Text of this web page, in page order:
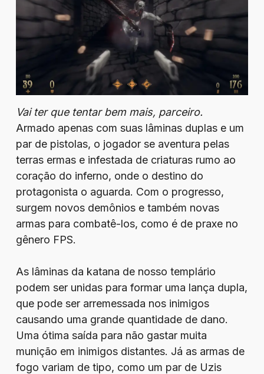
Vai ter que tentar bem mais, parceiro.
Armado apenas com suas lâminas duplas e um
par de pistolas, o jogador se aventura pelas
terras ermas e infestada de criaturas rumo ao
coração do inferno, onde o destino do
protagonista o aguarda. Com o progresso,
surgem novos demônios e também novas
armas para combatê-los, como é de praxe no
gênero FPS.
As lâminas da katana de nosso templário
podem ser unidas para formar uma lança dupla,
que pode ser arremessada nos inimigos
causando uma grande quantidade de dano.
Uma ótima saída para não gastar muita
munição em inimigos distantes. Já as armas de
fogo variam de tipo, como um par de Uzis